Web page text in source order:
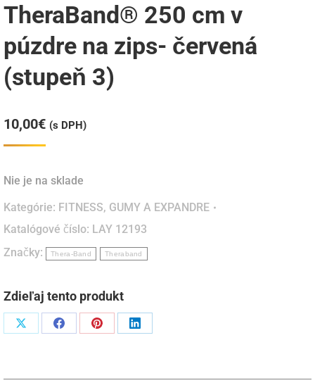
TheraBand® 250 cm v
púzdre na zips- červená
(stupeň 3)
10,00€ (s DPH)
Nie je na sklade
Kategórie: FITNESS, GUMY A EXPANDRE
Katalógové číslo: LAY 12193
Značky:
Thera-Band Theraband
Zdieľaj tento produkt
Podiel Podiel Podiel Podiel